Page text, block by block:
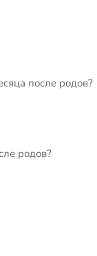
после родов?
родов?